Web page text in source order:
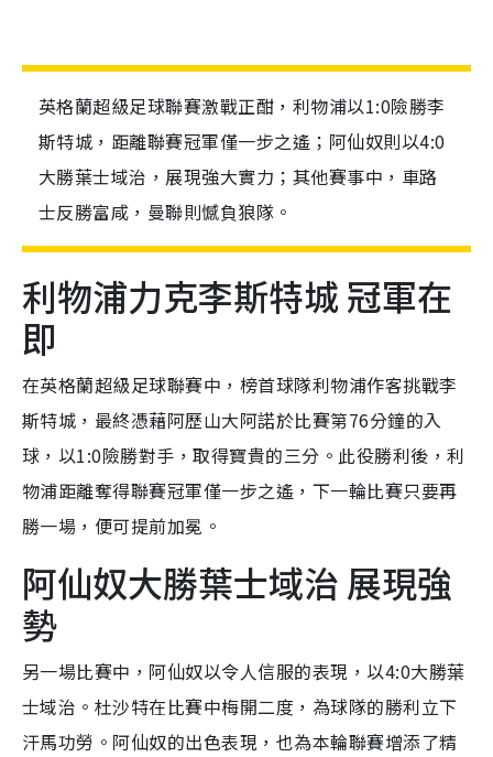
英格蘭超級足球聯賽激戰正酣，利物浦以1:0險勝李
斯特城，距離聯賽冠軍僅一步之遙；阿仙奴則以4:0
大勝葉士域治，展現強大實力；其他賽事中，車路
士反勝富咸，曼聯則憾負狼隊。
利物浦力克李斯特城 冠軍在
即
在英格蘭超級足球聯賽中，榜首球隊利物浦作客挑戰李
斯特城，最終憑藉阿歷山大阿諾於比賽第76分鐘的入
球，以1:0險勝對手，取得寶貴的三分。此役勝利後，利
物浦距離奪得聯賽冠軍僅一步之遙，下一輪比賽只要再
勝一場，便可提前加冕。
阿仙奴大勝葉士域治 展現強
勢
另一場比賽中，阿仙奴以令人信服的表現，以4:0大勝葉
士域治。杜沙特在比賽中梅開二度，為球隊的勝利立下
汗馬功勞。阿仙奴的出色表現，也為本輪聯賽增添了精